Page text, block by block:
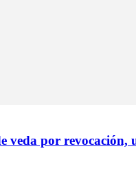
veda por revocación,